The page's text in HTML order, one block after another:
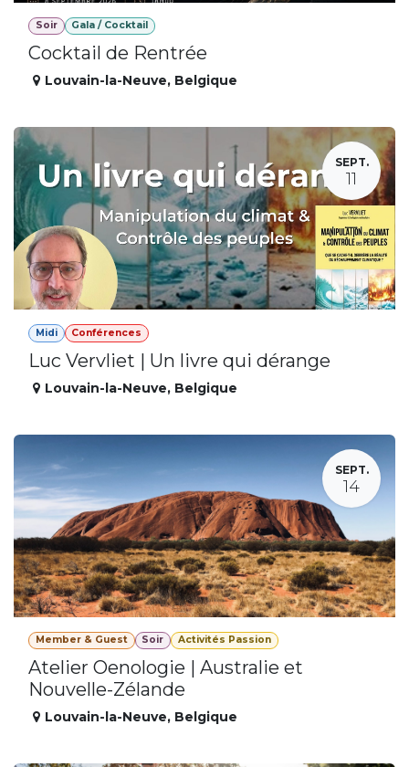
Soir Gala / Cocktail
Cocktail de Rentrée
Louvain-la-Neuve, Belgique
SEPT.
11
Midi Conférences
Luc Vervliet | Un livre qui dérange
Louvain-la-Neuve, Belgique
SEPT.
14
Member & Guest Soir Activités Passion
Atelier Oenologie | Australie et
Nouvelle-Zélande
Louvain-la-Neuve, Belgique